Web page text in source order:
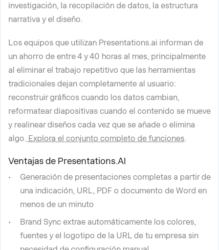
investigación, la recopilación de datos, la estructura
narrativa y el diseño.
Los equipos que utilizan Presentations.ai informan de
un ahorro de entre 4 y 40 horas al mes, principalmente
al eliminar el trabajo repetitivo que las herramientas
tradicionales dejan completamente al usuario:
reconstruir gráficos cuando los datos cambian,
reformatear diapositivas cuando el contenido se mueve
y realinear diseños cada vez que se añade o elimina
algo. Explora el conjunto completo de funciones.
Ventajas de Presentations.AI
Generación de presentaciones completas a partir de
una indicación, URL, PDF o documento de Word en
menos de un minuto
Brand Sync extrae automáticamente los colores,
fuentes y el logotipo de la URL de tu empresa sin